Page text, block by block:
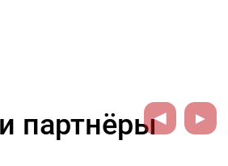
партнёры